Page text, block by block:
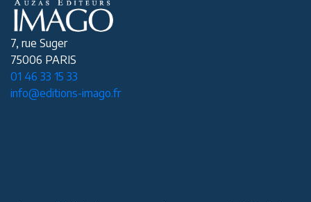
7, rue Suger
75006 PARIS
01 46 33 15 33
info@editions-imago.fr